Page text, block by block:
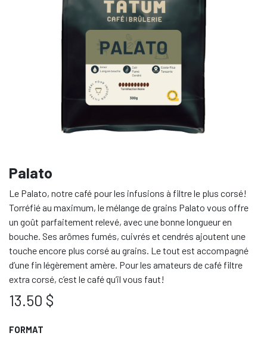
Palato
Le Palato, notre café pour les infusions à filtre le plus corsé!
Torréfié au maximum, le mélange de grains Palato vous offre
un goût parfaitement relevé, avec une bonne longueur en
bouche. Ses arômes fumés, cuivrés et cendrés ajoutent une
touche encore plus corsé au grains. Le tout est accompagné
d’une fin légèrement amère. Pour les amateurs de café filtre
extra corsé, c’est le café qu’il vous faut!
13.50 $
FORMAT